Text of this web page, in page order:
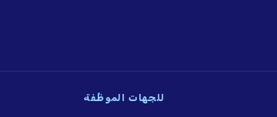
للجهات الموظِّفة